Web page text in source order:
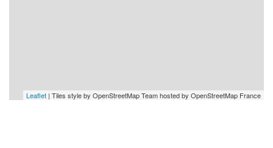
Leaflet | Tiles style by OpenStreetMap Team hosted by OpenStreetMap France